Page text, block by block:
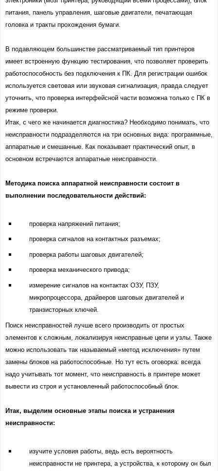
питания, панель управления, шаговые двигатели, печатающая
головка и тракты прохождения бумаги.
В подавляющем большинстве рассматриваемый тип принтеров
имеет встроенную функцию тестирования, что позволяет проверить
работоспособность без подключения к ПК. Для регистрации ошибок
используется световая или звуковая сигнализация, правда следует
уточнить, что проверка интерфейсной части возможна только с ПК в
режиме проверки.
Итак, с чего же начинается диагностика? Необходимо понимать, что
неисправности подразделяются на три основных вида: программные,
аппаратные и смешанные. Как показывает практический опыт, в
основном встречаются аппаратные неисправности.
Методика поиска аппаратной неисправности состоит в
выполнении последовательности действий:
проверка напряжений питания;
проверка сигналов на контактных разъемах;
проверка работы шаговых двигателей;
проверка механического привода;
измерение сигналов на контактах ОЗУ, ПЗУ,
микропроцессора, драйверов шаговых двигателей и
транзисторных ключей.
Поиск неисправностей лучше всего производить от простых
элементов к сложным, локализируя неисправные цепи и узлы. Также
можно использовать так называемый «метод исключения» путем
замены блоков на работоспособные. Но тут есть оговорка: всегда
надо учитывать тот момент, что неисправность в принтере может
вывести из строя и установленный работоспособный блок.
Итак, выделим основные этапы поиска и устранения
неисправности:
изучите условия работы, ведь есть вероятность
неисправности не принтера, а устройства, к которому он был